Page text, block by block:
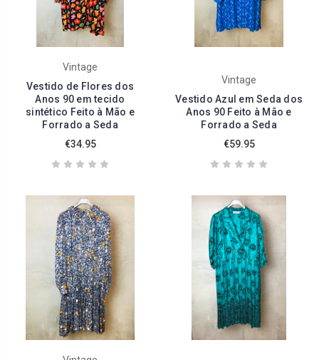
Vintage
Vestido de Flores dos
Anos 90 em tecido
sintético Feito à Mão e
Forrado a Seda
€34.95
Vintage
Vestido Azul em Seda dos
Anos 90 Feito à Mão e
Forrado a Seda
€59.95